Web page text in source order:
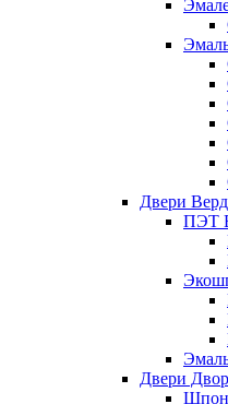
Двери
ПЭТ
Двери
Шпон